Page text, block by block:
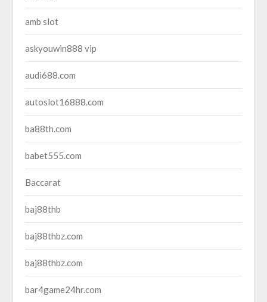
amb slot
askyouwin888 vip
audi688.com
autoslot16888.com
ba88th.com
babet555.com
Baccarat
baj88thb
baj88thbz.com
baj88thbz.com
bar4game24hr.com